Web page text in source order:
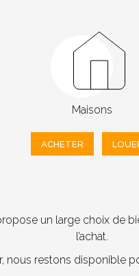
Maisons
ACHETER
un large choix de
l’achat.
nous restons disponible